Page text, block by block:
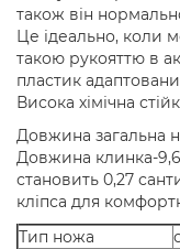
також він
Це ідеально, коли
такою рукояттю в
пластик
Висока хімічна
Довжина загальна
Довжина клинка-
становить 0,27
кліпса для
Тип ножа